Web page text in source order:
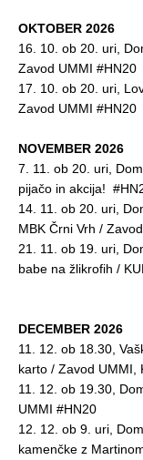
OKTOBER 2026
16. 10. ob 20. uri,
Zavod UMMI #HN20
17. 10. ob 20. uri,
Zavod UMMI #HN20
NOVEMBER 2026
7. 11. ob 20. uri,
pijačo in akcija!
14. 11. ob 20. uri,
MBK Črni Vrh /
21. 11. ob 19. uri,
babe na žlikrofih /
DECEMBER 2026
11. 12. ob 18.30,
karto / Zavod UMMI,
11. 12. ob 19.30,
UMMI #HN20
12. 12. ob 9. uri,
kamenčke z